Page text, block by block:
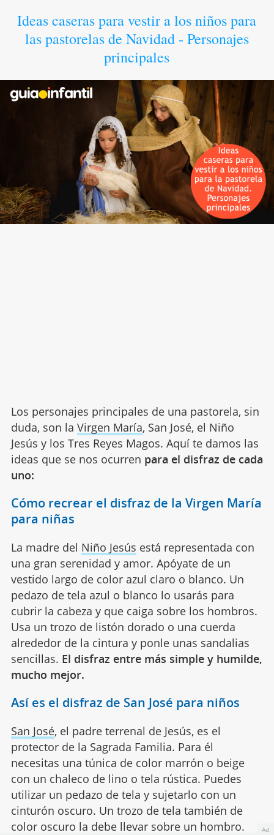
Ideas caseras para vestir a los niños para
las pastorelas de Navidad - Personajes
principales
Los personajes principales de una pastorela, sin
duda, son la Virgen María, San José, el Niño
Jesús y los Tres Reyes Magos. Aquí te damos las
ideas que se nos ocurren para el disfraz de cada
uno:
Cómo recrear el disfraz de la Virgen María
para niñas
La madre del Niño Jesús está representada con
una gran serenidad y amor. Apóyate de un
vestido largo de color azul claro o blanco. Un
pedazo de tela azul o blanco lo usarás para
cubrir la cabeza y que caiga sobre los hombros.
Usa un trozo de listón dorado o una cuerda
alrededor de la cintura y ponle unas sandalias
sencillas. El disfraz entre más simple y humilde,
mucho mejor.
Así es el disfraz de San José para niños
San José, el padre terrenal de Jesús, es el
protector de la Sagrada Familia. Para él
necesitas una túnica de color marrón o beige
con un chaleco de lino o tela rústica. Puedes
utilizar un pedazo de tela y sujetarlo con un
cinturón oscuro. Un trozo de tela también de
color oscuro la debe llevar sobre un hombro.
Ad